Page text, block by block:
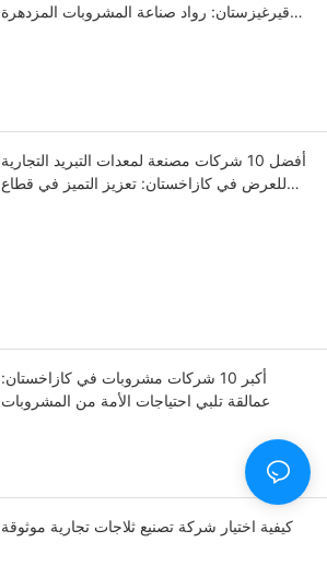
قيرغيزستان: رواد صناعة المشروبات المزدهرة
أفضل 10 شركات مصنعة لمعدات التبريد التجارية
للعرض في كازاخستان: تعزيز التميز في قطاع
أكبر 10 شركات مشروبات في كازاخستان:
عمالقة تلبي احتياجات الأمة من المشروبات
كيفية اختيار شركة تصنيع ثلاجات تجارية موثوقة